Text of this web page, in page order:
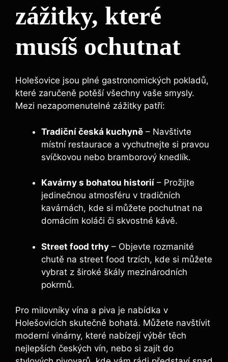
zážitky, které
musíš ochutnat
Holešovice jsou plné gastronomických pokladů,
které zaručeně potěší všechny vaše smysly.
Mezi nezapomenutelné zážitky patří:
Tradiční česká kuchyně – Navštivte
místní restaurace a vychutnejte si pravou
svíčkovou nebo bramborový knedlík.
Kavárny s bohatou historií – Prožijte
jedinečnou atmosféru v tradičních
kavárnách, kde si můžete pochutnat na
domácím koláči či skvostné kávě.
Street food trhy – Objevte rozmanité
chutě na street food trzích, kde si můžete
vybrat z široké škály mezinárodních
pokrmů.
Pro milovníky vína a piva je nabídka v
Holešovicích skutečně bohatá. Můžete navštívit
moderní vinárny, které nabízejí výběr těch
nejlepších českých vín, nebo si zajít do